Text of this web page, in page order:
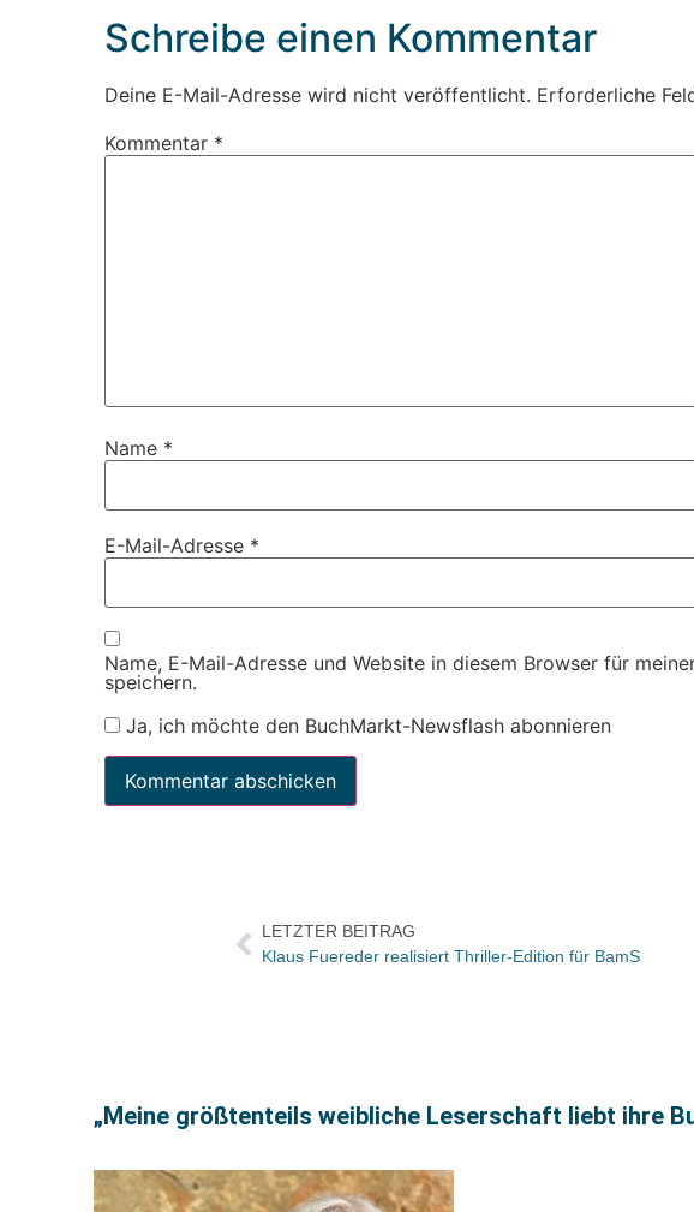
Schreibe einen Kommentar
Deine E-Mail-Adresse wird nicht veröffentlicht. Erforderliche
Kommentar *
Name *
E-Mail-Adresse *
Name, E-Mail-Adresse und Website in diesem Browser für
speichern.
Ja, ich möchte den BuchMarkt-Newsflash abonnieren
LETZTER BEITRAG
Klaus Fuereder realisiert Thriller-Edition für BamS
„Meine größtenteils weibliche Leserschaft liebt ihre